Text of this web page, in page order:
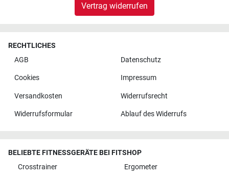
Vertrag widerrufen
RECHTLICHES
AGB
Datenschutz
Cookies Impressum
Versandkosten Widerrufsrecht
Widerrufsformular Ablauf des Widerrufs
BELIEBTE FITNESSGERÄTE BEI FITSHOP
Crosstrainer
Ergometer